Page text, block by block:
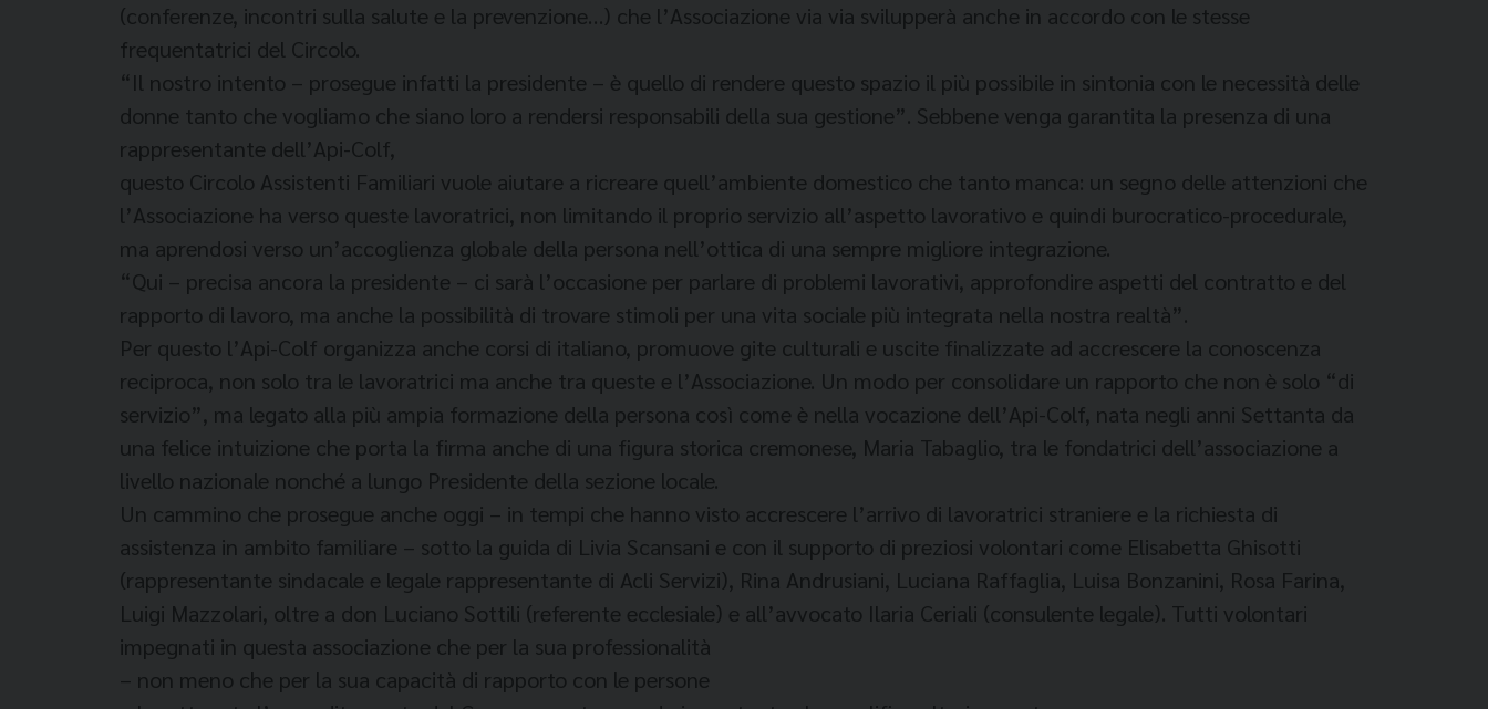
(conferenze, incontri sulla salute e la prevenzione…) che l’Associazione via via svilupperà anche in accordo con le stesse
frequentatrici del Circolo.
“Il nostro intento – prosegue infatti la presidente – è quello di rendere questo spazio il più possibile in sintonia con le necessità delle
donne tanto che vogliamo che siano loro a rendersi responsabili della sua gestione”. Sebbene venga garantita la presenza di una
rappresentante dell’Api-Colf,
questo Circolo Assistenti Familiari vuole aiutare a ricreare quell’ambiente domestico che tanto manca: un segno delle attenzioni che
l’Associazione ha verso queste lavoratrici, non limitando il proprio servizio all’aspetto lavorativo e quindi burocratico-procedurale,
ma aprendosi verso un’accoglienza globale della persona nell’ottica di una sempre migliore integrazione.
“Qui – precisa ancora la presidente – ci sarà l’occasione per parlare di problemi lavorativi, approfondire aspetti del contratto e del
rapporto di lavoro, ma anche la possibilità di trovare stimoli per una vita sociale più integrata nella nostra realtà”.
Per questo l’Api-Colf organizza anche corsi di italiano, promuove gite culturali e uscite finalizzate ad accrescere la conoscenza
reciproca, non solo tra le lavoratrici ma anche tra queste e l’Associazione. Un modo per consolidare un rapporto che non è solo “di
servizio”, ma legato alla più ampia formazione della persona così come è nella vocazione dell’Api-Colf, nata negli anni Settanta da
una felice intuizione che porta la firma anche di una figura storica cremonese, Maria Tabaglio, tra le fondatrici dell’associazione a
livello nazionale nonché a lungo Presidente della sezione locale.
Un cammino che prosegue anche oggi – in tempi che hanno visto accrescere l’arrivo di lavoratrici straniere e la richiesta di
assistenza in ambito familiare – sotto la guida di Livia Scansani e con il supporto di preziosi volontari come Elisabetta Ghisotti
(rappresentante sindacale e legale rappresentante di Acli Servizi), Rina Andrusiani, Luciana Raffaglia, Luisa Bonzanini, Rosa Farina,
Luigi Mazzolari, oltre a don Luciano Sottili (referente ecclesiale) e all’avvocato Ilaria Ceriali (consulente legale). Tutti volontari
impegnati in questa associazione che per la sua professionalità
– non meno che per la sua capacità di rapporto con le persone